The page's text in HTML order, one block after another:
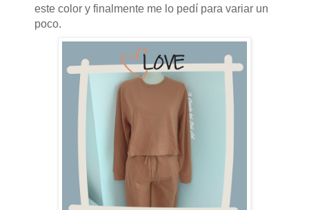
este color y finalmente me lo pedí para variar un
poco.